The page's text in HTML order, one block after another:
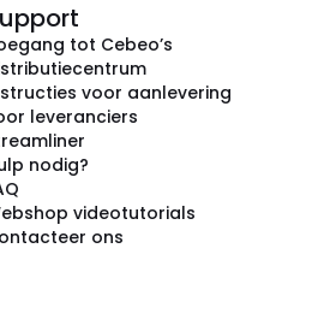
tot Cebeo’s
voor aanlevering
leveranciers
nodig?
videotutorials
ons